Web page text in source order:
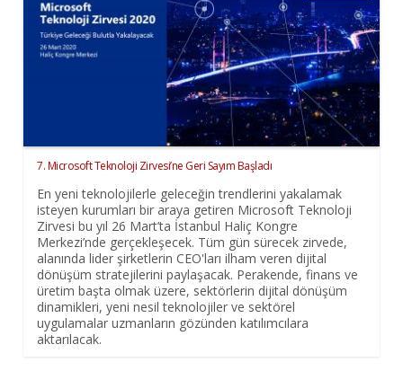
7. Microsoft Teknoloji Zirvesi’ne Geri Sayım Başladı
En yeni teknolojilerle geleceğin trendlerini yakalamak
isteyen kurumları bir araya getiren Microsoft Teknoloji
Zirvesi bu yıl 26 Mart’ta İstanbul Haliç Kongre
Merkezi’nde gerçekleşecek. Tüm gün sürecek zirvede,
alanında lider şirketlerin CEO'ları ilham veren dijital
dönüşüm stratejilerini paylaşacak. Perakende, finans ve
üretim başta olmak üzere, sektörlerin dijital dönüşüm
dinamikleri, yeni nesil teknolojiler ve sektörel
uygulamalar uzmanların gözünden katılımcılara
aktarılacak.